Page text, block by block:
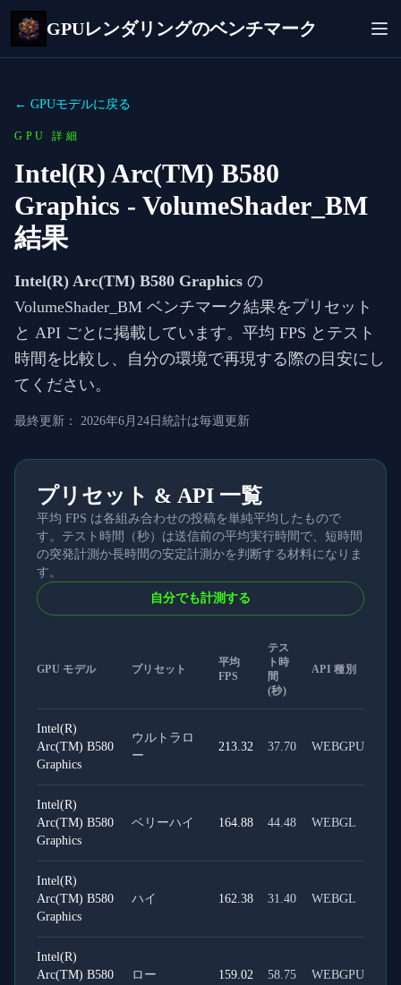
GPUレンダリングのベンチマーク
← GPUモデルに戻る
GPU 詳細
Intel(R) Arc(TM) B580
Graphics - VolumeShader_BM
結果
Intel(R) Arc(TM) B580 Graphics の
VolumeShader_BM ベンチマーク結果をプリセット
と API ごとに掲載しています。平均 FPS とテスト
時間を比較し、自分の環境で再現する際の目安にし
てください。
最終更新： 2026年6月24日 統計は毎週更新
プリセット & API 一覧
平均 FPS は各組み合わせの投稿を単純平均したもので
す。テスト時間（秒）は送信前の平均実行時間で、短時間
の突発計測か長時間の安定計測かを判断する材料になりま
す。
自分でも計測する
GPU モデル プリセット
平均
FPS
テス
ト時
間
(秒)
API 種別
Intel(R)
Arc(TM) B580
Graphics
ウルトラロ
ー
213.32 37.70 WEBGPU
Intel(R)
Arc(TM) B580
Graphics
ベリーハイ 164.88 44.48 WEBGL
Intel(R)
Arc(TM) B580
Graphics
ハイ 162.38 31.40 WEBGL
Intel(R)
Arc(TM) B580
ロー 159.02 58.75 WEBGPU